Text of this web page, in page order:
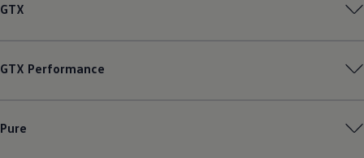
GTX
GTX Performance
Pure